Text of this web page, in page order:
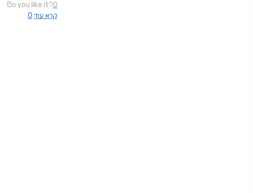
Do you like it?0
0 קרא עוד